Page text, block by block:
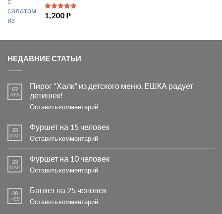
5 из 5
1,200Р
НЕДАВНИЕ СТАТЬИ
07
ФЕВ
Пирог “Халк” из детского меню. ЕШКА радует
детишек!
Оставить комментарий
23
МАР
Фуршет на 15 человек
Оставить комментарий
23
МАР
Фуршет на 10 человек
Оставить комментарий
28
ФЕВ
Банкет на 25 человек
Оставить комментарий